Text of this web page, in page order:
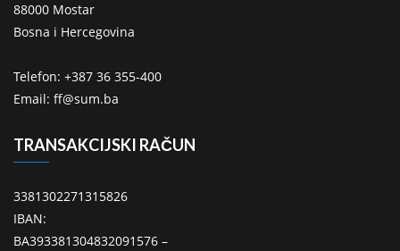
88000 Mostar
Bosna i Hercegovina
Telefon: +387 36 355-400
Email: ff@sum.ba
TRANSAKCIJSKI RAČUN
3381302271315826
IBAN:
BA393381304832091576 –